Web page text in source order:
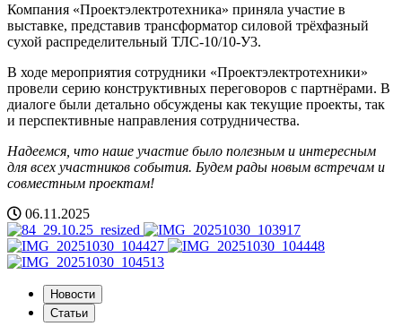
Компания «Проектэлектротехника» приняла участие в
выставке, представив трансформатор силовой трёхфазный
сухой распределительный ТЛС-10/10-У3.
В ходе мероприятия сотрудники «Проектэлектротехники»
провели серию конструктивных переговоров с партнёрами. В
диалоге были детально обсуждены как текущие проекты, так
и перспективные направления сотрудничества.
Надеемся, что наше участие было полезным и интересным
для всех участников события. Будем рады новым встречам и
совместным проектам!
06.11.2025
Новости
Статьи